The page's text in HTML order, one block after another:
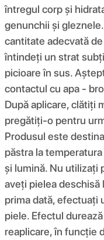
întregul corp și
genunchii și
cantitate adecvată
întindeți un strat
picioare în sus.
contactul cu apa -
După aplicare, clătiți
pregătiți-o pentru
Produsul este
păstra la
și lumină. Nu utilizați
aveți pielea deschisă
prima dată, efectuați
piele. Efectul
reaplicare, în funcție